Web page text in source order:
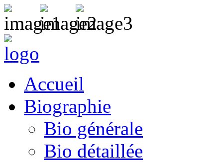
Accueil
Biographie
Bio générale
Bio détaillée